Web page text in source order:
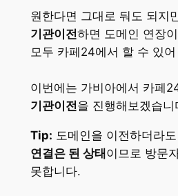
원한다면 그대로 둬도 되지
기관이전하면 도메인 연장
모두 카페24에서 할 수 있
이번에는 가비아에서 카페
기관이전을 진행해보겠습니
Tip: 도메인을 이전하더라도
연결은 된 상태이므로 방문
못합니다.